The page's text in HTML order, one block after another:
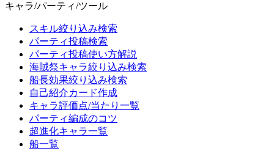
キャラ/パーティ/ツール
スキル絞り込み検索
パーティ投稿検索
パーティ投稿使い方解説
海賊祭キャラ絞り込み検索
船長効果絞り込み検索
自己紹介カード作成
キャラ評価点/当たり一覧
パーティ編成のコツ
超進化キャラ一覧
船一覧